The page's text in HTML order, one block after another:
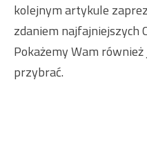
kolejnym artykule
zdaniem najfajniejszych
Pokażemy Wam
przybrać.